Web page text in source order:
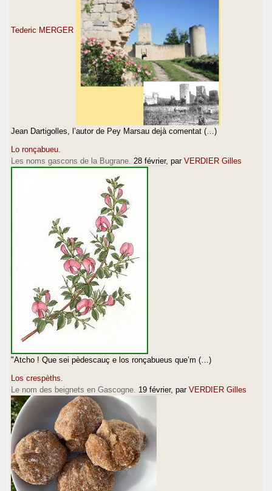
Tederic MERGER
Jean Dartigolles, l’autor de Pey Marsau dejà comentat (…)
Lo ronçabueu.
Les noms gascons de la Bugrane. 28 février, par VERDIER Gilles
"Atcho ! Que sei pèdescauç e los ronçabueus que’m (…)
Los crespèths.
Le nom des beignets en Gascogne. 19 février, par VERDIER Gilles